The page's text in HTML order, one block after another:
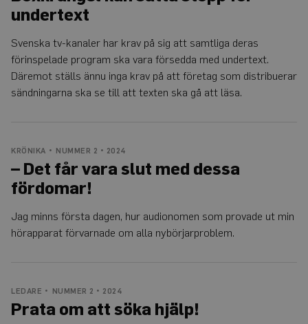
undertext
Svenska tv-kanaler har krav på sig att samtliga deras
förinspelade program ska vara försedda med undertext.
Däremot ställs ännu inga krav på att företag som distribuerar
sändningarna ska se till att texten ska gå att läsa.
KRÖNIKA NUMMER 2 • 2024
– Det får vara slut med dessa
fördomar!
Jag minns första dagen, hur audionomen som provade ut min
hörapparat förvarnade om alla nybörjarproblem.
LEDARE NUMMER 2 • 2024
Prata om att söka hjälp!
_ga_Y9RP8BQP1X